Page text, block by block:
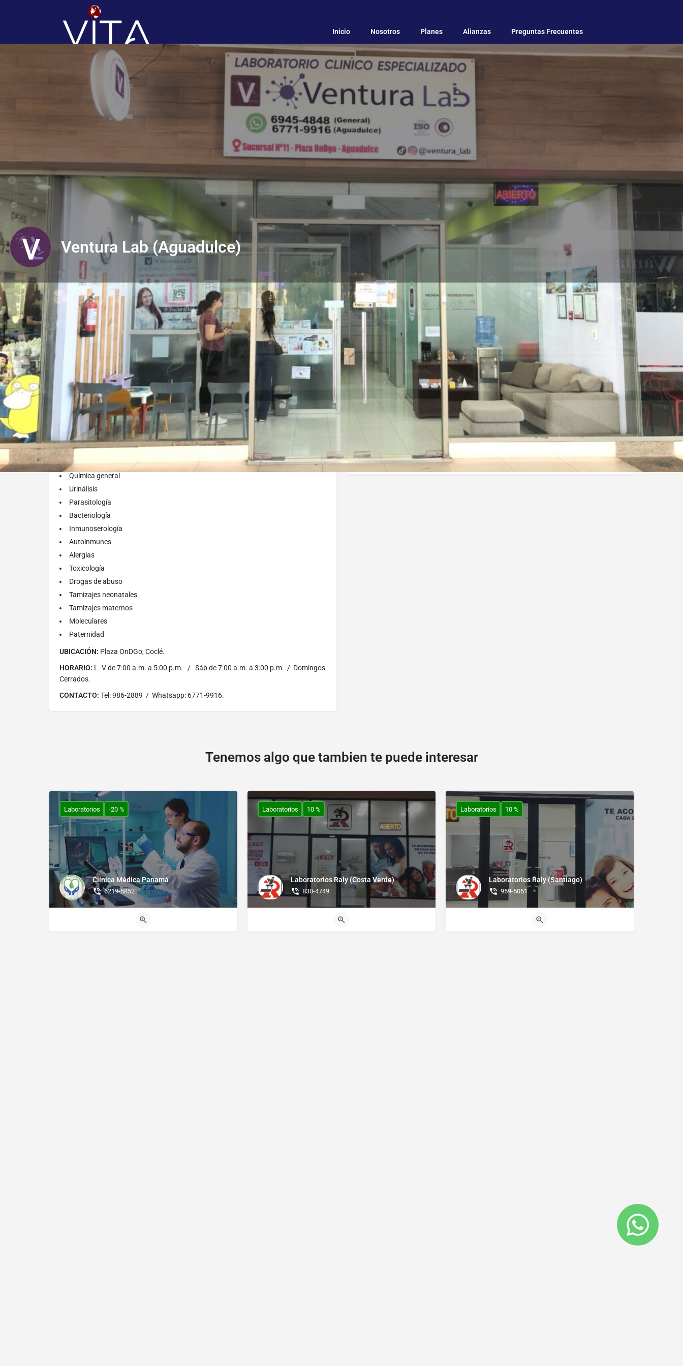
Inicio Nosotros Planes Alianzas Preguntas Frecuentes
Ventura Lab (Aguadulce)
Perfil
Descripción
Obtienes con tu membresía
Laboratorios-30%
Electrocardiograma-15%
Ultrasonidos-15%
SERVICIOS:
Hematología
Inmunohematología
Química general
Urinálisis
Parasitología
Bacteriología
Inmunoserología
Autoinmunes
Alergias
Toxicología
Drogas de abuso
Tamizajes neonatales
Tamizajes maternos
Moleculares
Paternidad
UBICACIÓN: Plaza OnDGo, Coclé.
HORARIO: L -V de 7:00 a.m. a 5:00 p.m. / Sáb de 7:00 a.m. a 3:00 p.m. / Domingos
Cerrados.
CONTACTO: Tel: 986-2889 / Whatsapp: 6771-9916.
Subcategorías
Laboratorios
6771-9916
Tenemos algo que tambien te puede interesar
Clínica Médica Panamá
6219-5852
Laboratorios -20 %
Laboratorios Raly (Costa Verde)
830-4749
Laboratorios 10 %
Laboratorios Raly (Santiago)
959-5051
Laboratorios 10 %